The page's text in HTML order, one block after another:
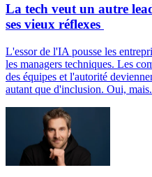
La tech veut un autre
ses vieux réflexes
L'essor de l'IA pousse les
les managers techniques. Les
des équipes et l'autorité
autant que d'inclusion. Oui,